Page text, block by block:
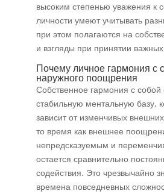
высоким степенью уважения к
личности умеют учитывать
при этом полагаются на
и взгляды при принятии
Почему личное гармония с
наружного поощрения
Собственное гармония с собой
стабильную ментальную базу,
зависит от изменчивых
то время как внешнее
непредсказуемым и
остается сравнительно
содействия. Это чрезвычайно
времена повседневных